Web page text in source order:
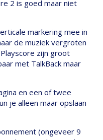
2 is goed maar niet
markering mee in
de muziek vergroten
zijn groot
met TalkBack maar
en een of twee
je alleen maar opslaan
(ongeveer 9